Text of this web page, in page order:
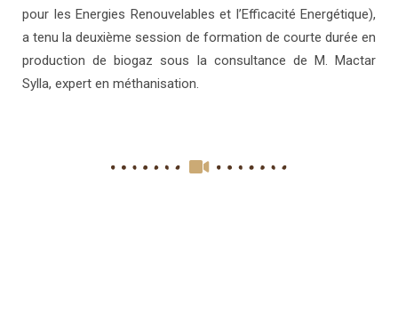
pour les Energies Renouvelables et l’Efficacité Energétique),
a tenu la deuxième session de formation de courte durée en
production de biogaz sous la consultance de M. Mactar
Sylla, expert en méthanisation.